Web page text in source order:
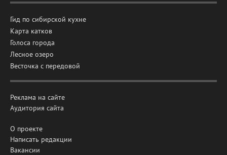
Гид по сибирской кухне
Карта катков
Голоса города
Лесное озеро
Весточка с передовой
Реклама на сайте
Аудитория сайта
О проекте
Написать редакции
Вакансии